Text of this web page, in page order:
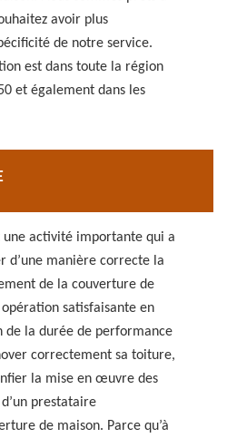
avoir plus
de notre service.
est dans toute la région
et également dans les
une activité importante qui a
d’une manière correcte la
de la couverture de
opération satisfaisante en
de la durée de performance
correctement sa toiture,
la mise en œuvre des
prestataire
de maison. Parce qu’à